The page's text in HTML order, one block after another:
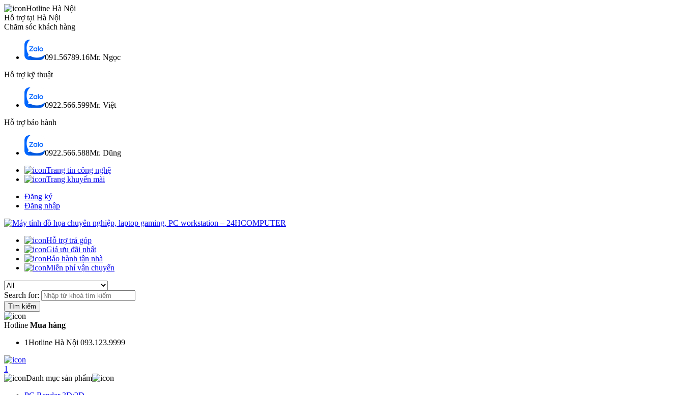
Hotline Hà Nội
Hỗ trợ tại Hà Nội
Chăm sóc khách hàng
091.56789.16Mr. Ngọc
Hỗ trợ kỹ thuật
0922.566.599Mr. Việt
Hỗ trợ bảo hành
0922.566.588Mr. Dũng
Trang tin công nghệ
Trang khuyến mãi
Đăng ký
Đăng nhập
Hỗ trợ trả góp
Giá ưu đãi nhất
Bảo hành tận nhà
Miễn phí vận chuyển
Search for:
Hotline Mua hàng
1Hotline Hà Nội 093.123.9999
1
Danh mục sản phẩm